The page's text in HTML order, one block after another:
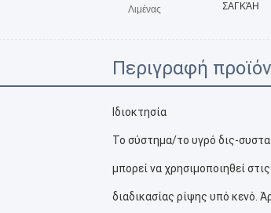
Λιμένας ΣΑΓΚΆΗ
Περιγραφή
Ιδιοκτησία
Το σύστημα/το υγρό δις-
μπορεί να χρησιμοποιηθεί
διαδικασίας ρίψης υπό κενό.